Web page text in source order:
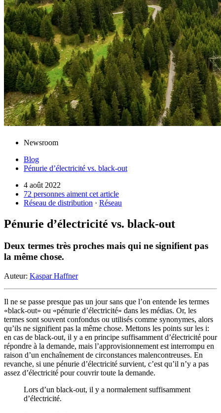
Newsroom
Blog
Pénurie d’électricité vs. black-out
4 août 2022
72 personnes aiment cet article
Réseau de distribution · Réseau
Pénurie d’électricité vs. black-out
Deux termes très proches mais qui ne signifient pas
la même chose.
Auteur: Kaspar Haffner
Il ne se passe presque pas un jour sans que l’on entende les termes
«black-out» ou «pénurie d’électricité» dans les médias. Or, les
termes sont souvent confondus ou utilisés comme synonymes, alors
qu’ils ne signifient pas la même chose. Mettons les points sur les i:
en cas de black-out, il y a en principe suffisamment d’électricité pour
répondre à la demande, mais l’approvisionnement est interrompu en
raison d’un enchaînement de circonstances malencontreuses. En
revanche, si une pénurie d’électricité survient, c’est qu’il n’y a pas
assez d’électricité pour couvrir toute la demande.
Lors d’un black-out, il y a normalement suffisamment
d’électricité.